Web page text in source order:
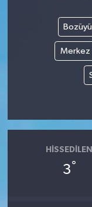
Merkez
HISSEDILEN
3°